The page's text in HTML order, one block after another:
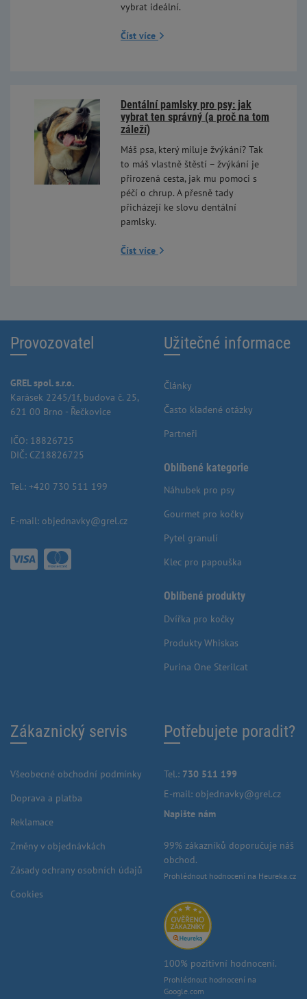
vybrat ideální.
Číst více
Dentální pamlsky pro psy: jak
vybrat ten správný (a proč na tom
záleží)
Máš psa, který miluje žvýkání? Tak
to máš vlastně štěstí – žvýkání je
přirozená cesta, jak mu pomoci s
péčí o chrup. A přesně tady
přicházejí ke slovu dentální
pamlsky.
Číst více
Provozovatel
GREL spol. s.r.o.
Karásek 2245/1f, budova č. 25,
621 00 Brno - Řečkovice
IČO: 18826725
DIČ: CZ18826725
Tel.: +420 730 511 199
E-mail: objednavky@grel.cz
Užitečné informace
Články
Často kladené otázky
Partneři
Oblíbené kategorie
Náhubek pro psy
Gourmet pro kočky
Pytel granulí
Klec pro papouška
Oblíbené produkty
Dvířka pro kočky
Produkty Whiskas
Purina One Sterilcat
Zákaznický servis
Všeobecné obchodní podmínky
Doprava a platba
Reklamace
Změny v objednávkách
Zásady ochrany osobních údajů
Cookies
Potřebujete poradit?
Tel.: 730 511 199
E-mail: objednavky@grel.cz
Napište nám
99% zákazníků doporučuje náš
obchod.
Prohlédnout hodnocení na Heureka.cz
100% pozitivní hodnocení.
Prohlédnout hodnocení na
Google.com